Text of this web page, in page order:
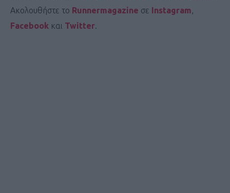
Ακολουθήστε το Runnermagazine σε Instagram,
Facebook και Twitter.